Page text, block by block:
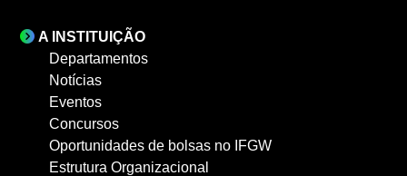
A INSTITUIÇÃO
Departamentos
Notícias
Eventos
Concursos
Oportunidades de bolsas no IFGW
Estrutura Organizacional